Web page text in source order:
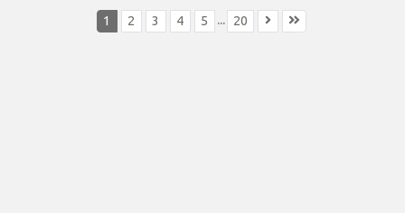
1 2 3 4 5 20